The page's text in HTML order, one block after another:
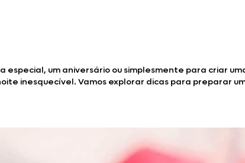
um aniversário ou simplesmente para criar
inesquecível. Vamos explorar dicas para preparar